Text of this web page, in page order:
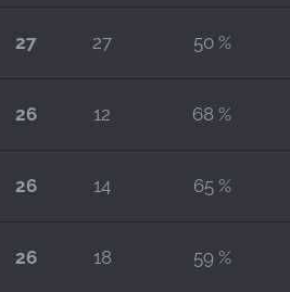
27 27 50 %
26 12 68 %
26 14 65 %
26 18 59 %